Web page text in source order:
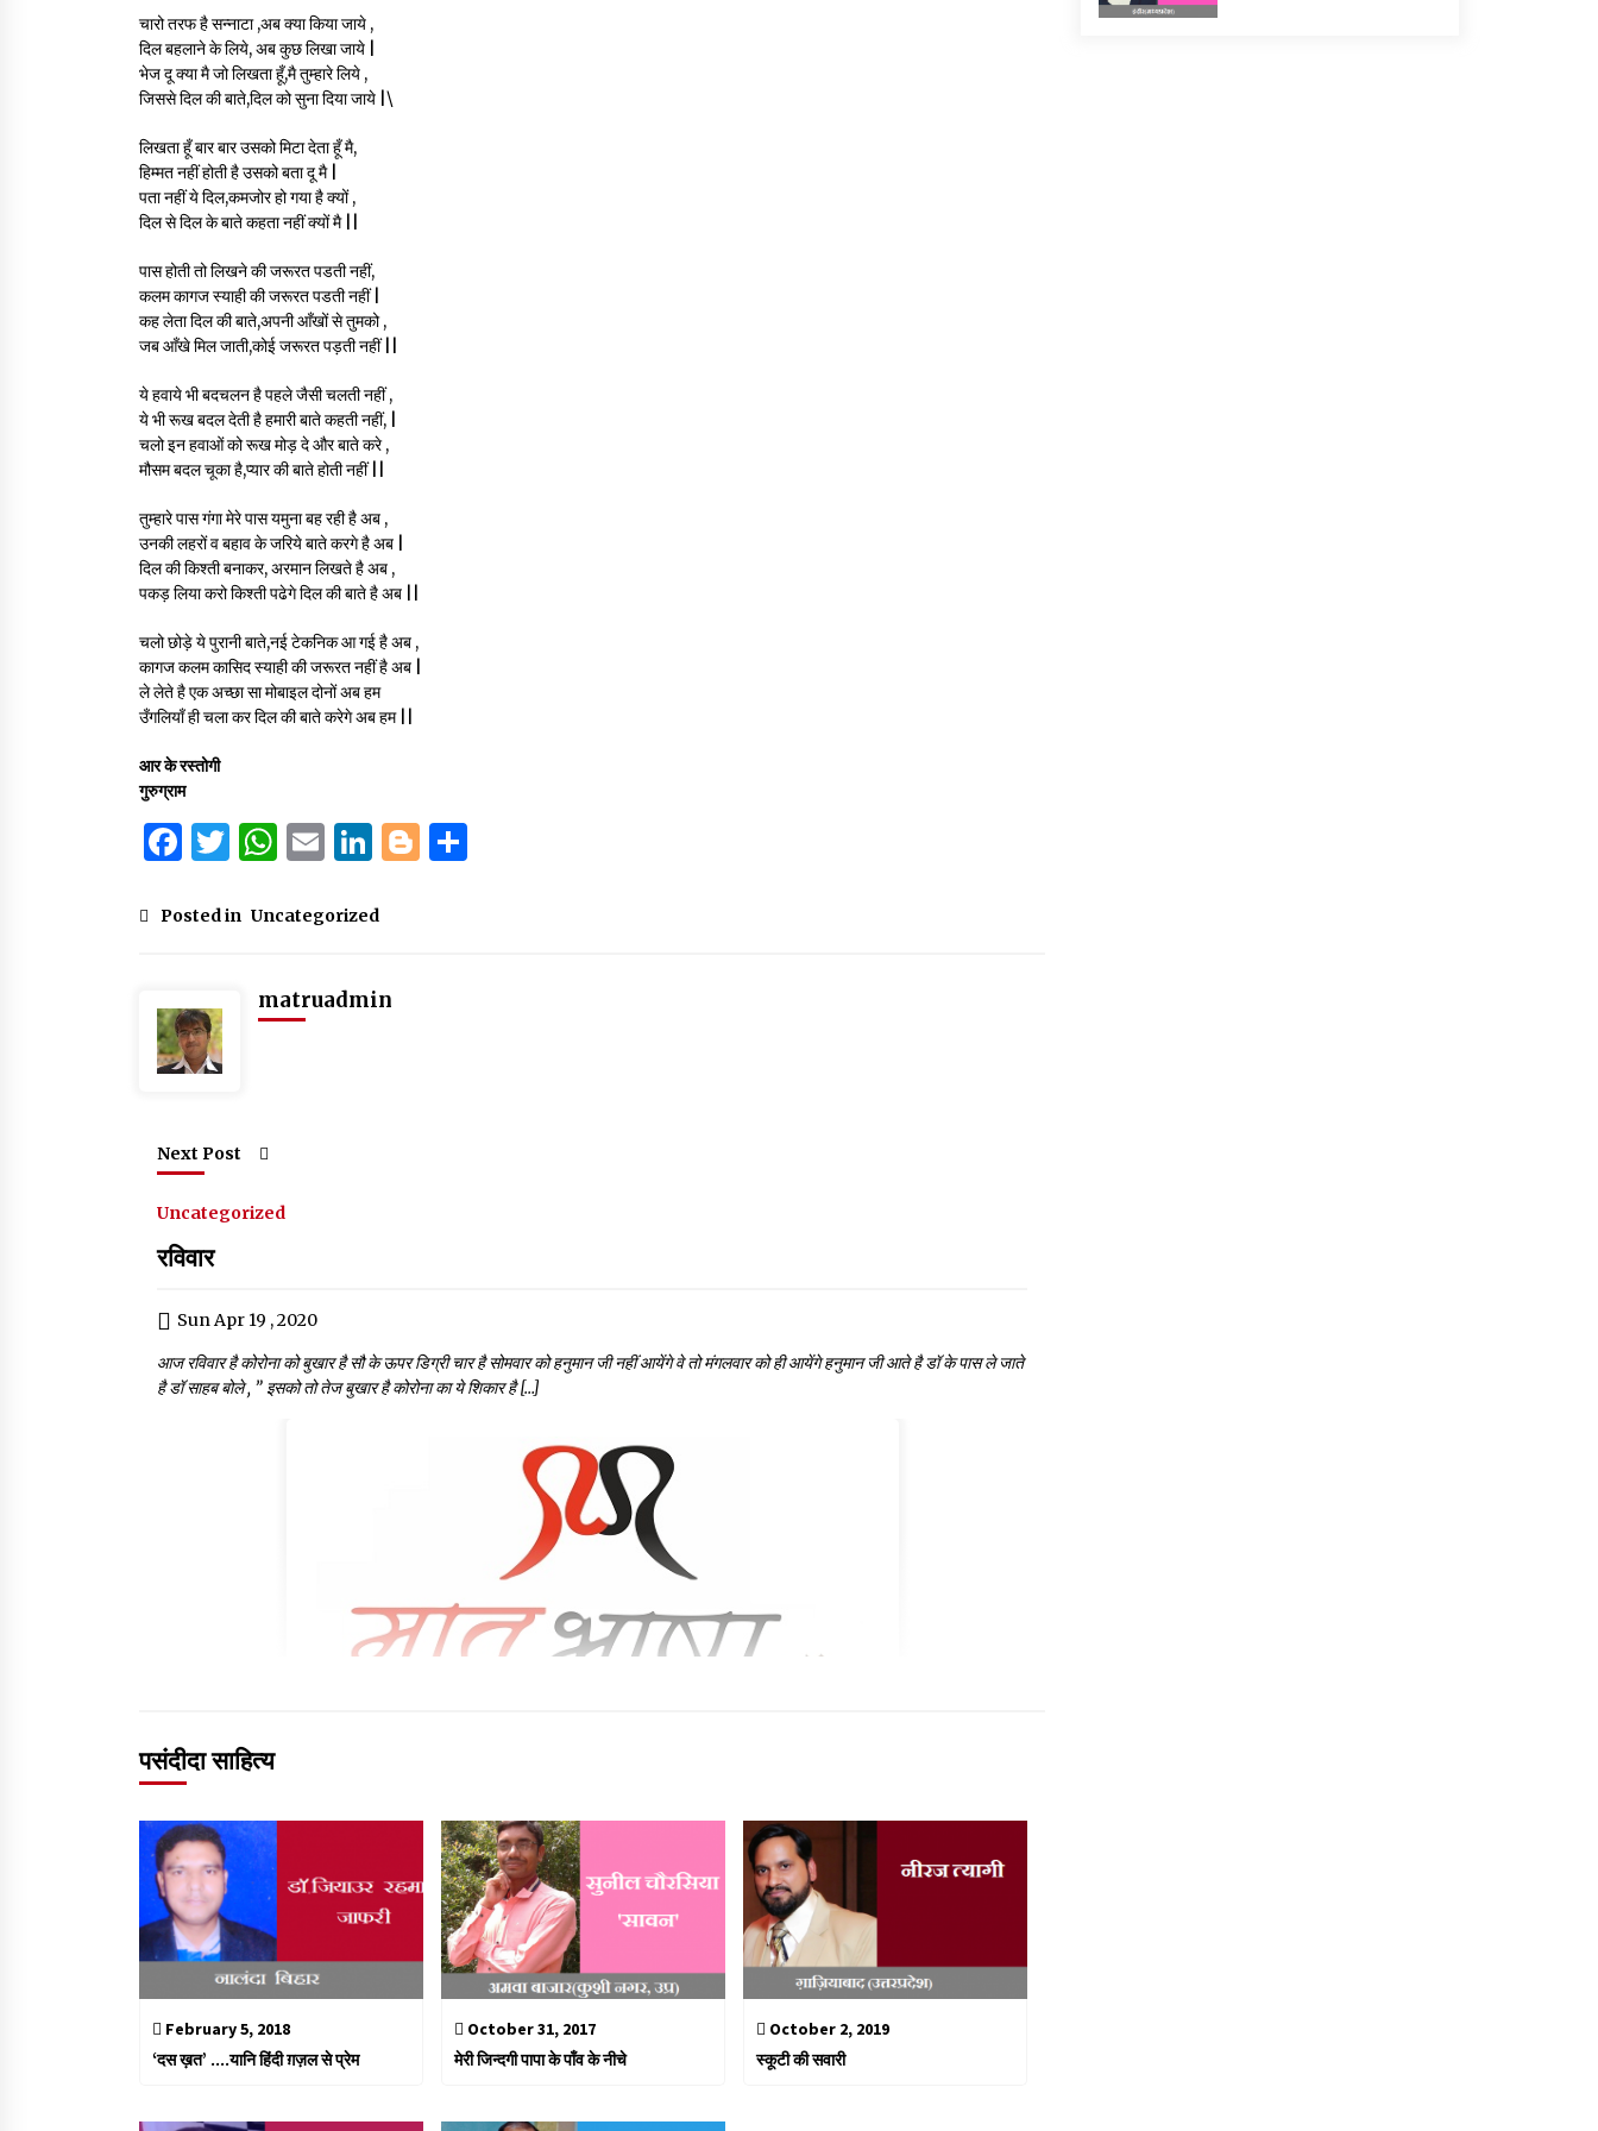
चारो तरफ है सन्नाटा ,अब क्या किया जाये ,
दिल बहलाने के लिये, अब कुछ लिखा जाये |
भेज दू क्या मै जो लिखता हूँ,मै तुम्हारे लिये ,
जिससे दिल की बाते,दिल को सुना दिया जाये |\
लिखता हूँ बार बार उसको मिटा देता हूँ मै,
हिम्मत नहीं होती है उसको बता दू मै |
पता नहीं ये दिल,कमजोर हो गया है क्यों ,
दिल से दिल के बाते कहता नहीं क्यों मै ||
पास होती तो लिखने की जरूरत पडती नहीं,
कलम कागज स्याही की जरूरत पडती नहीं |
कह लेता दिल की बाते,अपनी आँखों से तुमको ,
जब आँखे मिल जाती,कोई जरूरत पड़ती नहीं ||
ये हवाये भी बदचलन है पहले जैसी चलती नहीं ,
ये भी रूख बदल देती है हमारी बाते कहती नहीं, |
चलो इन हवाओं को रूख मोड़ दे और बाते करे ,
मौसम बदल चूका है,प्यार की बाते होती नहीं ||
तुम्हारे पास गंगा मेरे पास यमुना बह रही है अब ,
उनकी लहरों व बहाव के जरिये बाते करगे है अब |
दिल की किश्ती बनाकर, अरमान लिखते है अब ,
पकड़ लिया करो किश्ती पढेगे दिल की बाते है अब ||
चलो छोड़े ये पुरानी बाते,नई टेकनिक आ गई है अब ,
कागज कलम कासिद स्याही की जरूरत नहीं है अब |
ले लेते है एक अच्छा सा मोबाइल दोनों अब हम
उँगलियाँ ही चला कर दिल की बाते करेगे अब हम ||
आर के रस्तोगी
गुरुग्राम
F
c
o
o
T
it
W
at
A
p
E
ai
Li
k
dI
B
Posted in Uncategorized
matruadmin
Next Post
Uncategorized
रविवार
Sun Apr 19 , 2020
आज रविवार है कोरोना को बुखार है सौ के ऊपर डिग्री चार है सोमवार को हनुमान जी नहीं आयेंगे वे तो मंगलवार को ही आयेंगे हनुमान जी आते है डॉ के पास ले जाते
है डॉ साहब बोले , ” इसको तो तेज बुखार है कोरोना का ये शिकार है […]
पसंदीदा साहित्य
February 5, 2018
‘दस ख़त’ ….यानि हिंदी ग़ज़ल से प्रेम
October 31, 2017
मेरी जिन्दगी पापा के पाँव के नीचे
October 2, 2019
स्कूटी की सवारी